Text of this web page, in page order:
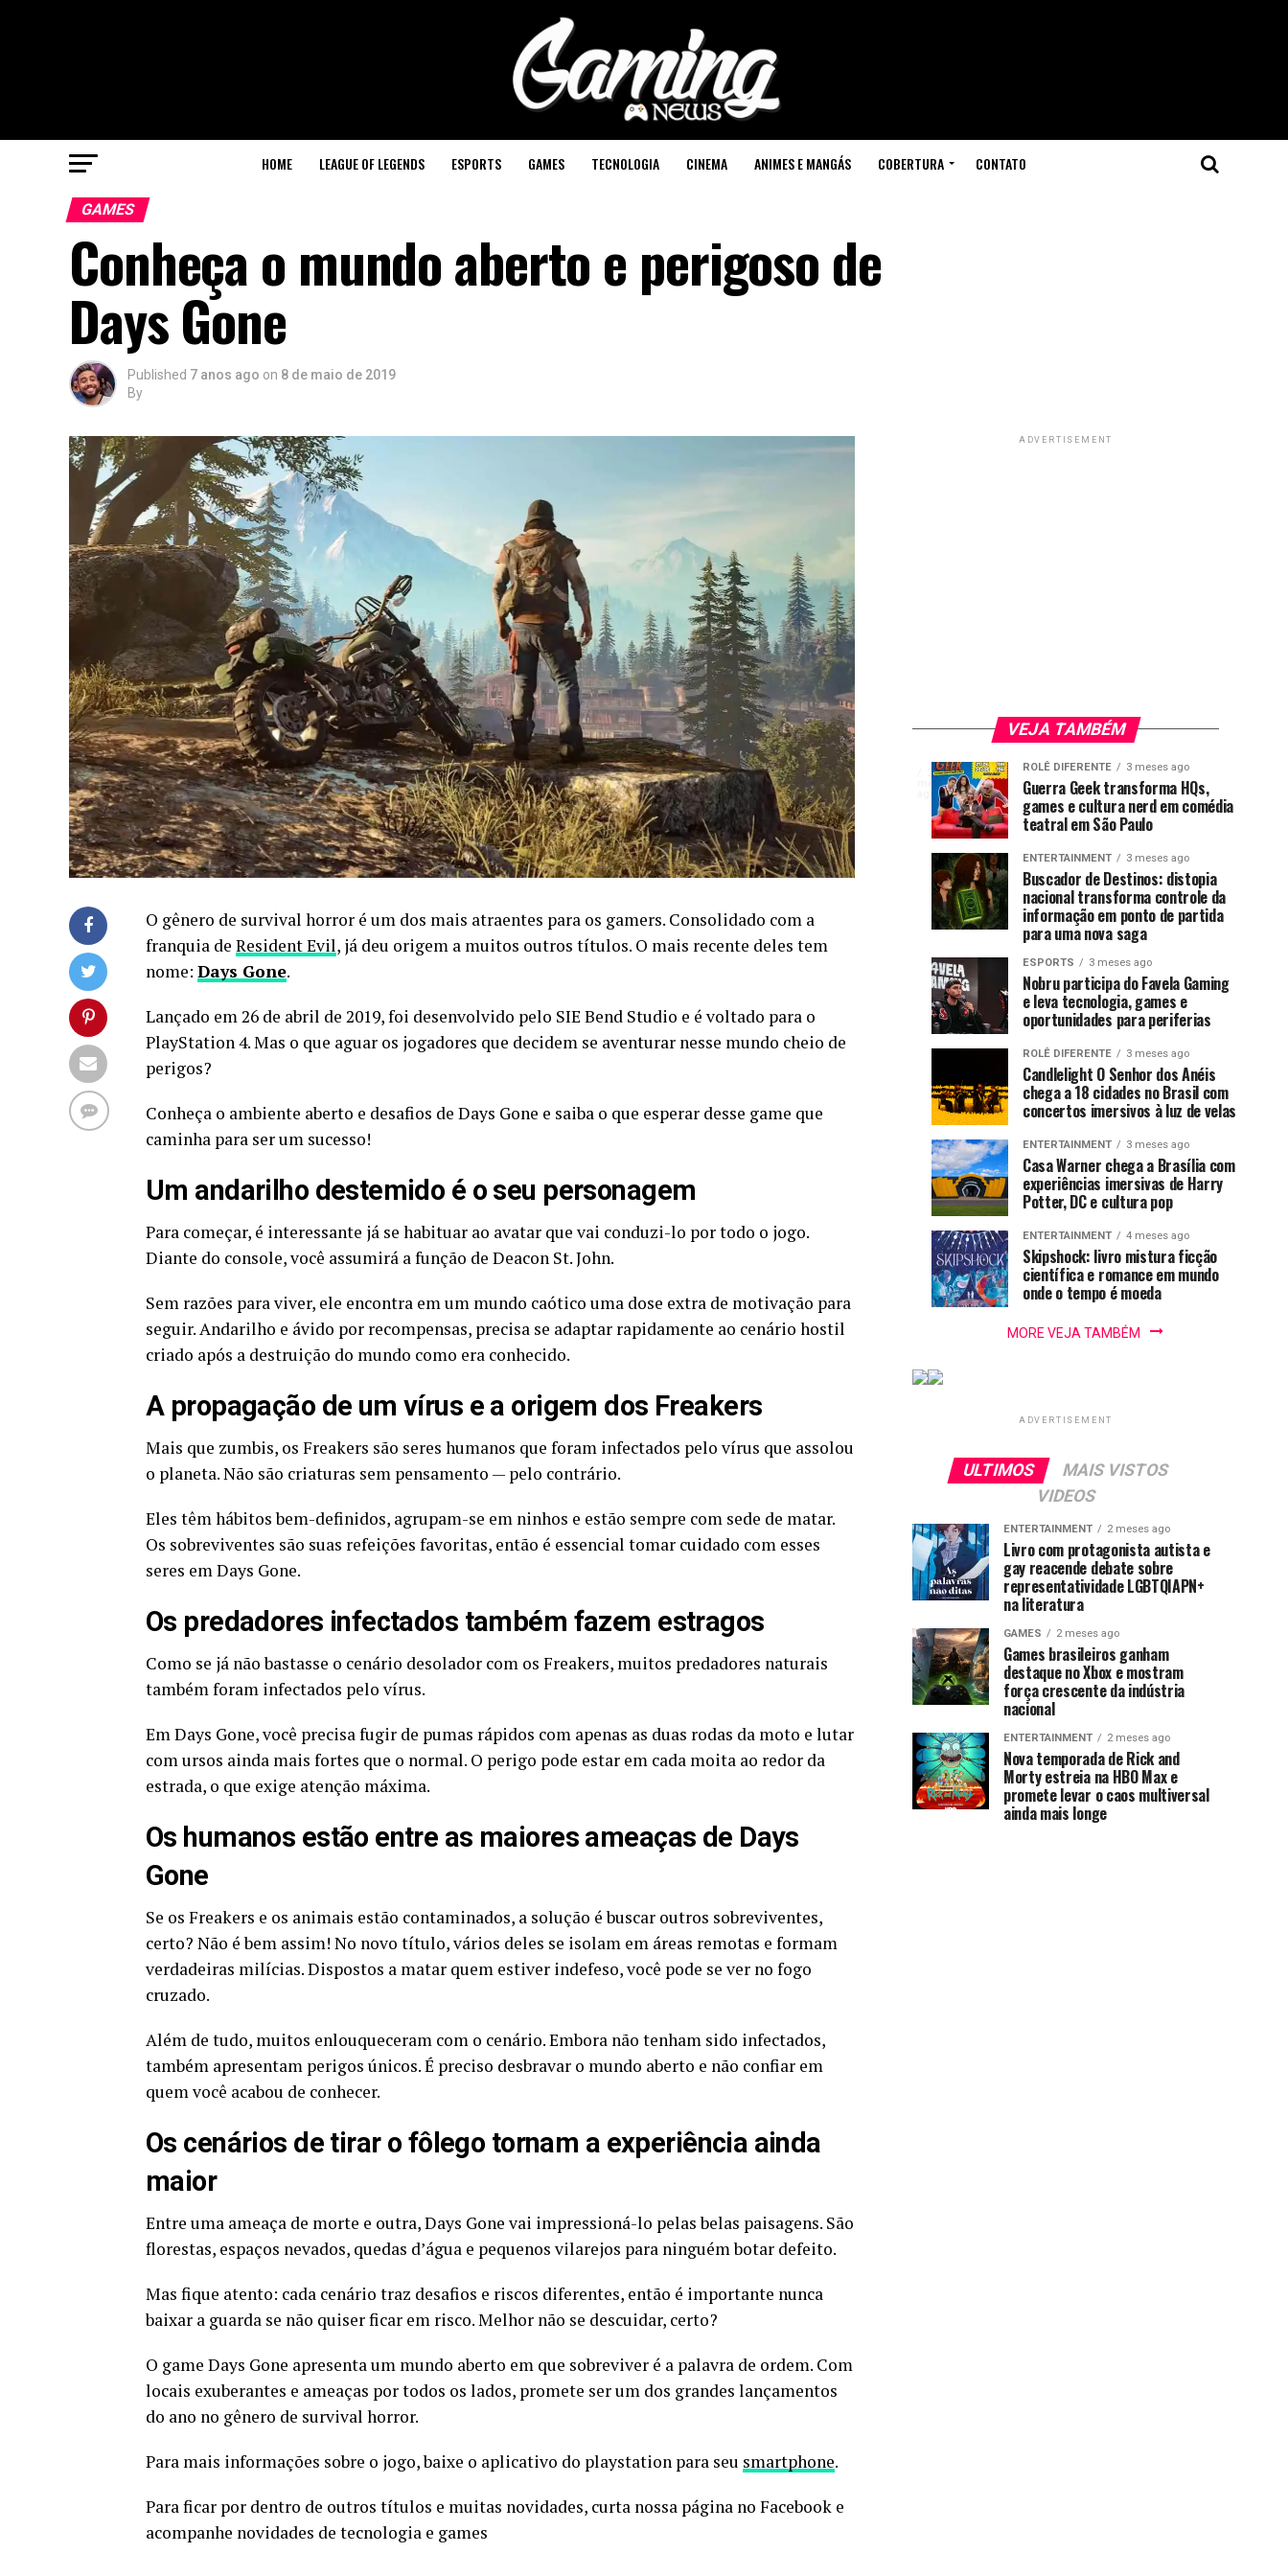
HOME LEAGUE OF LEGENDS ESPORTS GAMES TECNOLOGIA CINEMA ANIMES E MANGÁS COBERTURA CONTATO
GAMES
Conheça o mundo aberto e perigoso de
Days Gone
Published 7 anos ago on 8 de maio de 2019
By
O gênero de survival horror é um dos mais atraentes para os gamers. Consolidado com a
franquia de Resident Evil, já deu origem a muitos outros títulos. O mais recente deles tem
nome: Days Gone.
Lançado em 26 de abril de 2019, foi desenvolvido pelo SIE Bend Studio e é voltado para o
PlayStation 4. Mas o que aguar os jogadores que decidem se aventurar nesse mundo cheio de
perigos?
Conheça o ambiente aberto e desafios de Days Gone e saiba o que esperar desse game que
caminha para ser um sucesso!
Um andarilho destemido é o seu personagem
Para começar, é interessante já se habituar ao avatar que vai conduzi-lo por todo o jogo.
Diante do console, você assumirá a função de Deacon St. John.
Sem razões para viver, ele encontra em um mundo caótico uma dose extra de motivação para
seguir. Andarilho e ávido por recompensas, precisa se adaptar rapidamente ao cenário hostil
criado após a destruição do mundo como era conhecido.
A propagação de um vírus e a origem dos Freakers
Mais que zumbis, os Freakers são seres humanos que foram infectados pelo vírus que assolou
o planeta. Não são criaturas sem pensamento — pelo contrário.
Eles têm hábitos bem-definidos, agrupam-se em ninhos e estão sempre com sede de matar.
Os sobreviventes são suas refeições favoritas, então é essencial tomar cuidado com esses
seres em Days Gone.
Os predadores infectados também fazem estragos
Como se já não bastasse o cenário desolador com os Freakers, muitos predadores naturais
também foram infectados pelo vírus.
Em Days Gone, você precisa fugir de pumas rápidos com apenas as duas rodas da moto e lutar
com ursos ainda mais fortes que o normal. O perigo pode estar em cada moita ao redor da
estrada, o que exige atenção máxima.
Os humanos estão entre as maiores ameaças de Days
Gone
Se os Freakers e os animais estão contaminados, a solução é buscar outros sobreviventes,
certo? Não é bem assim! No novo título, vários deles se isolam em áreas remotas e formam
verdadeiras milícias. Dispostos a matar quem estiver indefeso, você pode se ver no fogo
cruzado.
Além de tudo, muitos enlouqueceram com o cenário. Embora não tenham sido infectados,
também apresentam perigos únicos. É preciso desbravar o mundo aberto e não confiar em
quem você acabou de conhecer.
Os cenários de tirar o fôlego tornam a experiência ainda
maior
Entre uma ameaça de morte e outra, Days Gone vai impressioná-lo pelas belas paisagens. São
florestas, espaços nevados, quedas d’água e pequenos vilarejos para ninguém botar defeito.
Mas fique atento: cada cenário traz desafios e riscos diferentes, então é importante nunca
baixar a guarda se não quiser ficar em risco. Melhor não se descuidar, certo?
O game Days Gone apresenta um mundo aberto em que sobreviver é a palavra de ordem. Com
locais exuberantes e ameaças por todos os lados, promete ser um dos grandes lançamentos
do ano no gênero de survival horror.
Para mais informações sobre o jogo, baixe o aplicativo do playstation para seu smartphone.
Para ficar por dentro de outros títulos e muitas novidades, curta nossa página no Facebook e
acompanhe novidades de tecnologia e games
ADVERTISEMENT
VEJA TAMBÉM
ENTERTAINMENT
2
meses
Livro
com
protagonista
autista
gay
reacende
debate
sobre
representatividade
LGBTQIAPN+
na
literatura
representatividade
LGBTQIAPN+
voltou
centro
das
discussões
nas
últimas
semanas
após
declarações
transfóbicas...
GAMES
meses
ago
Games
brasileiros
ganham
destaque
Xbox
força
crescente
indústria
ENTERTAINMENT
meses
ago
Nova
temporada
Rick
and
Morty
estreia
HBO
Max
promete
caos
multiversal
ainda
mais
longe
ROLÊ DIFERENTE 3 meses ago
Guerra Geek transforma HQs,
games e cultura nerd em comédia
teatral em São Paulo
ENTERTAINMENT 3 meses ago
Buscador de Destinos: distopia
nacional transforma controle da
informação em ponto de partida
para uma nova saga
ESPORTS 3 meses ago
Nobru participa do Favela Gaming
e leva tecnologia, games e
oportunidades para periferias
ROLÊ DIFERENTE 3 meses ago
Candlelight O Senhor dos Anéis
chega a 18 cidades no Brasil com
concertos imersivos à luz de velas
ENTERTAINMENT 3 meses ago
Casa Warner chega a Brasília com
experiências imersivas de Harry
Potter, DC e cultura pop
ENTERTAINMENT 4 meses ago
Skipshock: livro mistura ficção
científica e romance em mundo
onde o tempo é moeda
MORE VEJA TAMBÉM
ADVERTISEMENT
ULTIMOS
MAIS VISTOS
VIDEOS
ENTERTAINMENT 2 meses ago
Livro com protagonista autista e
gay reacende debate sobre
representatividade LGBTQIAPN+
na literatura
GAMES 2 meses ago
Games brasileiros ganham
destaque no Xbox e mostram
força crescente da indústria
nacional
ENTERTAINMENT 2 meses ago
Nova temporada de Rick and
Morty estreia na HBO Max e
promete levar o caos multiversal
ainda mais longe